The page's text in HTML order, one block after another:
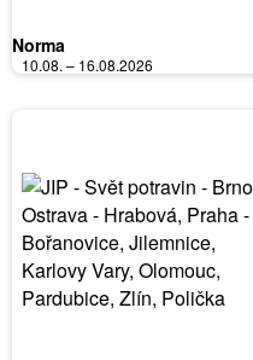
Norma
10.08. – 16.08.2026